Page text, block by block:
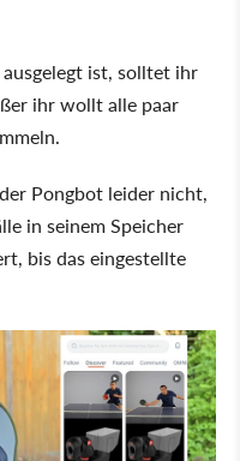
ist, solltet ihr
ihr wollt alle paar
Pongbot leider nicht,
in seinem Speicher
bis das eingestellte